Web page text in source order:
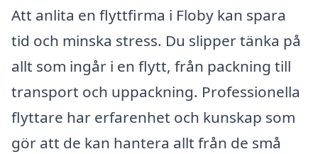
Att anlita en flyttfirma i Floby kan spara
tid och minska stress. Du slipper tänka på
allt som ingår i en flytt, från packning till
transport och uppackning. Professionella
flyttare har erfarenhet och kunskap som
gör att de kan hantera allt från de små